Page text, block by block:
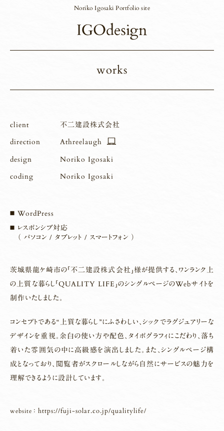
Noriko Igosaki Portfolio site
works
client
不二建設株式会社
direction
Athreelaugh
design
Noriko Igosaki
coding
Noriko Igosaki
WordPress
レスポンシブ対応
（ パソコン / タブレット / スマートフォン ）
茨城県龍ケ崎市の「不二建設株式会社」様が提供する、ワンランク上
の上質な暮らし「QUALITY LIFE」のシングルページのWebサイトを
制作いたしました。
コンセプトである“上質な暮らし”にふさわしい、シックでラグジュアリーな
デザインを重視。余白の使い方や配色、タイポグラフィにこだわり、落ち
着いた雰囲気の中に高級感を演出しました。 また、シングルページ構
成となっており、閲覧者がスクロールしながら自然にサービスの魅力を
理解できるように設計しています。
website ： https://fuji-solar.co.jp/qualitylife/